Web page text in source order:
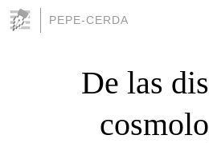
PEPE-CERDA
De las